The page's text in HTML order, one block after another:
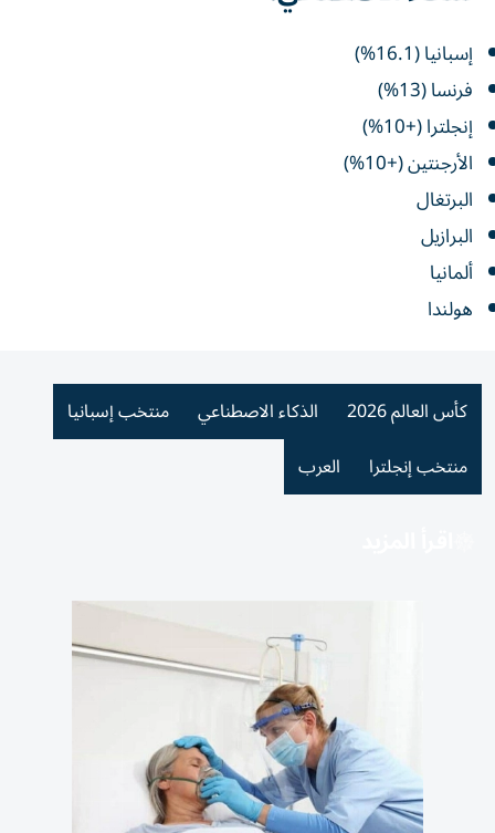
إسبانيا (16.1%)
فرنسا (13%)
إنجلترا (+10%)
الأرجنتين (+10%)
البرتغال
البرازيل
ألمانيا
هولندا
كأس العالم 2026 الذكاء الاصطناعي
منتخب إسبانيا
منتخب إنجلترا
العرب